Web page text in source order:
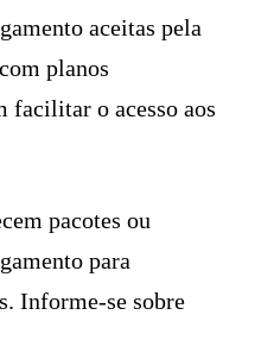
aceitas pela
planos
facilitar o acesso aos
pacotes ou
para
Informe-se sobre